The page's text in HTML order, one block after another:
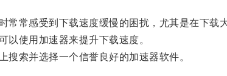
常感受到下载速度缓慢的困扰，尤其是在下载大
使用加速器来提升下载速度。
索并选择一个信誉良好的加速器软件。